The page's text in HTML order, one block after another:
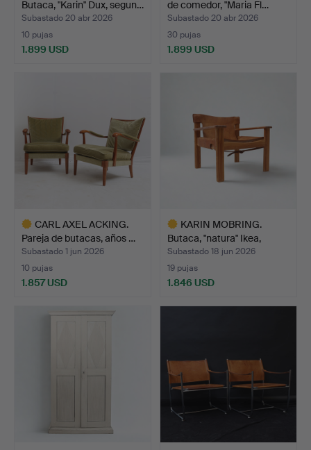
Butaca, "Karin" Dux, segun…
Subastado 20 abr 2026
10 pujas
1.899 USD
de comedor, "Maria Fl…
Subastado 20 abr 2026
30 pujas
1.899 USD
CARL AXEL ACKING.
Pareja de butacas, años …
Subastado 1 jun 2026
10 pujas
1.857 USD
seleccionado
KARIN MOBRING.
Butaca, "natura" Ikea,
1970…
Subastado 18 jun 2026
19 pujas
1.846 USD